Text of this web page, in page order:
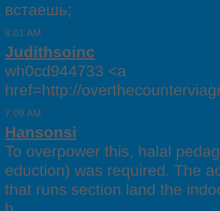
встаешь;
8:01 AM
Judithsoinc
wh0cd944733 <a
href=http://
7:09 AM
Hansonsi
To overpower this, halal
eduction) was required. The
that runs section land the